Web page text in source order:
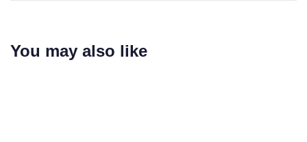
You may also like